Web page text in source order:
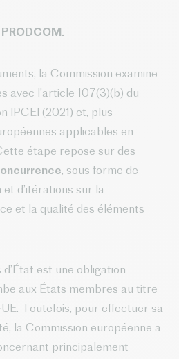
la Commission examine
avec l’article 107(3)(b) du
IPCEI (2021) et, plus
applicables en
étape repose sur des
, sous forme de
et d’itérations sur la
et la qualité des éléments
est une obligation
aux États membres au titre
Toutefois, pour effectuer sa
la Commission européenne a
principalement